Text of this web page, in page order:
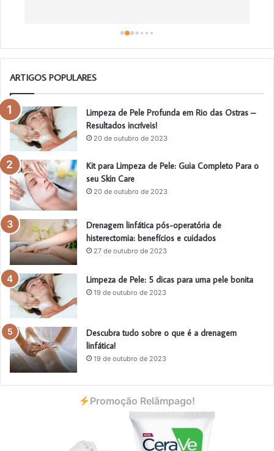
ARTIGOS POPULARES
Limpeza de Pele Profunda em Rio das Ostras –
Resultados incríveis!
20 de outubro de 2023
Kit para Limpeza de Pele: Guia Completo Para o
seu Skin Care
20 de outubro de 2023
Drenagem linfática pós-operatória de
histerectomia: benefícios e cuidados
27 de outubro de 2023
Limpeza de Pele: 5 dicas para uma pele bonita
19 de outubro de 2023
Descubra tudo sobre o que é a drenagem
linfática!
19 de outubro de 2023
Promoção Relâmpago!